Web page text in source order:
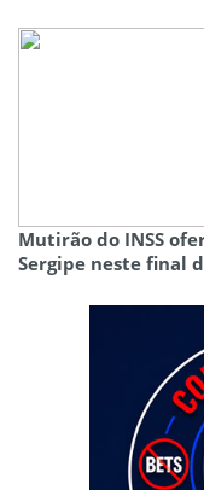
Mutirão do INSS
Sergipe neste final